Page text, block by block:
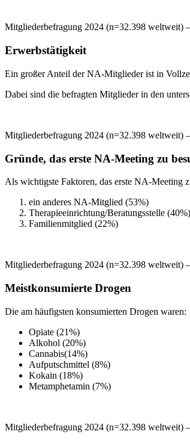
Mitgliederbefragung 2024 (n=32.398 weltweit)
Erwerbstätigkeit
Ein großer Anteil der NA-Mitglieder ist in
Dabei sind die befragten Mitglieder in den
Mitgliederbefragung 2024 (n=32.398 weltweit)
Gründe, das erste NA-Meeting zu
Als wichtigste Faktoren, das erste NA-Meeting
ein anderes NA-Mitglied (53%)
Therapieeinrichtung/Beratungsstelle (40%)
Familienmitglied (22%)
Mitgliederbefragung 2024 (n=32.398 weltweit)
Meistkonsumierte Drogen
Die am häufigsten konsumierten Drogen waren:
Opiate (21%)
Alkohol (20%)
Cannabis(14%)
Aufputschmittel (8%)
Kokain (18%)
Metamphetamin (7%)
Mitgliederbefragung 2024 (n=32.398 weltweit)